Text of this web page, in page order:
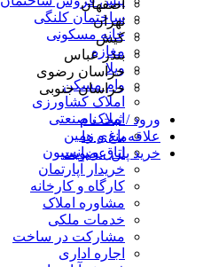
ساختمان کلنگی
خانه مسکونی
مغازه
ویلا
وام مسکن
املاک کشاورزی
املاک صنعتی
باغ و زمین
اتاق و پانسیون
خریدار آپارتمان
کارگاه و کارخانه
مشاوره املاک
خدمات ملکی
مشارکت در ساخت
اجاره اداری
اصفهان
تهران
کیش
بندر عباس
خراسان رضوی
خراسان جنوبی
ورود / ثبت نام
علاقه‌مندی ها
خرید پلن عضویت